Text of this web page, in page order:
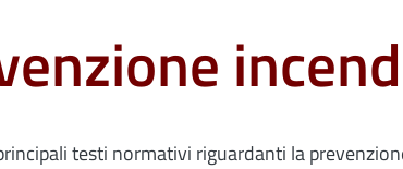
testi normativi riguardanti la